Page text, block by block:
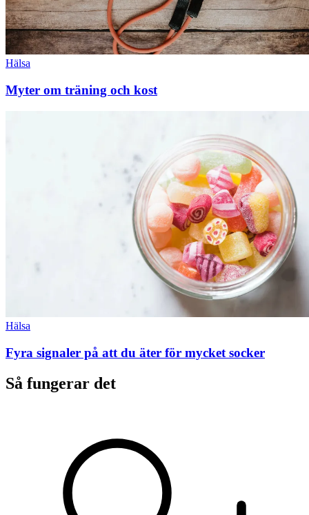
Hälsa
Myter om träning och kost
Hälsa
Fyra signaler på att du äter för mycket socker
Så fungerar det